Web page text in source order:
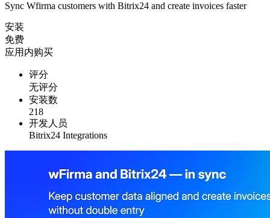
Sync Wfirma customers with Bitrix24 and create invoices faster
安装
免费
应用内购买
评分
无评分
安装数
218
开发人员
Bitrix24 Integrations